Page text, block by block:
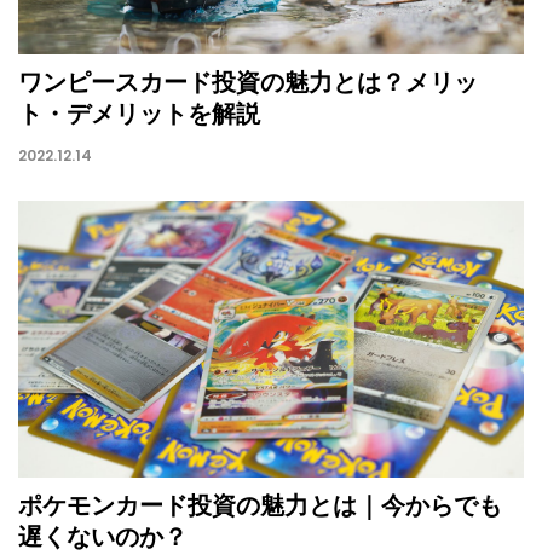
ワンピースカード投資の魅力とは？メリッ
ト・デメリットを解説
2022.12.14
ポケモンカード投資の魅力とは｜今からでも
遅くないのか？